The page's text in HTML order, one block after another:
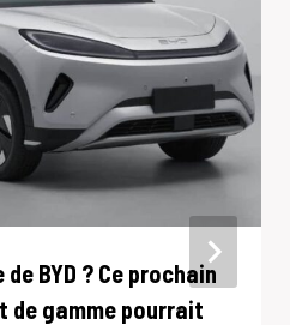
BYD ? Ce prochain
de gamme pourrait